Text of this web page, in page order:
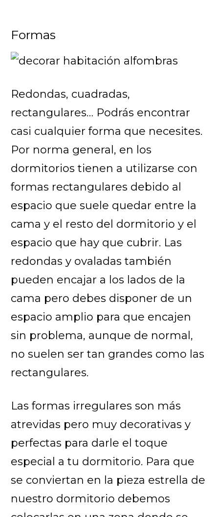
Formas
Redondas, cuadradas,
rectangulares… Podrás encontrar
casi cualquier forma que necesites.
Por norma general, en los
dormitorios tienen a utilizarse con
formas rectangulares debido al
espacio que suele quedar entre la
cama y el resto del dormitorio y el
espacio que hay que cubrir. Las
redondas y ovaladas también
pueden encajar a los lados de la
cama pero debes disponer de un
espacio amplio para que encajen
sin problema, aunque de normal,
no suelen ser tan grandes como las
rectangulares.
Las formas irregulares son más
atrevidas pero muy decorativas y
perfectas para darle el toque
especial a tu dormitorio. Para que
se conviertan en la pieza estrella de
nuestro dormitorio debemos